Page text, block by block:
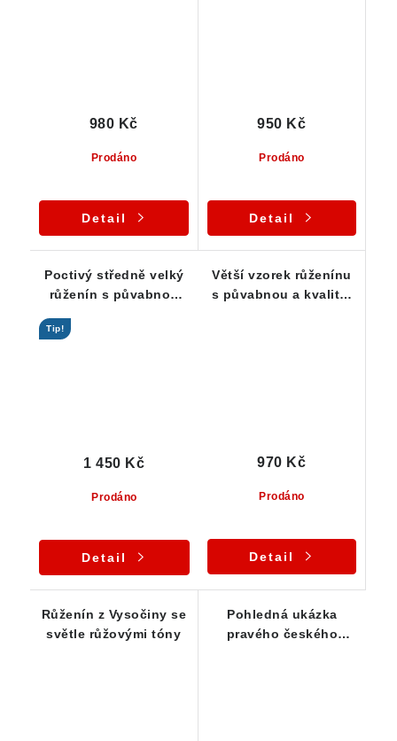
Prodáno
980 Kč
Detail
Prodáno
950 Kč
Detail
Poctivý středně velký
růženín s půvabnou
Tip!
Prodáno
1 450 Kč
Detail
Větší vzorek růženínu
s půvabnou a kvalitní
Prodáno
970 Kč
Detail
Růženín z Vysočiny se
světle růžovými tóny
Pohledná ukázka
pravého českého